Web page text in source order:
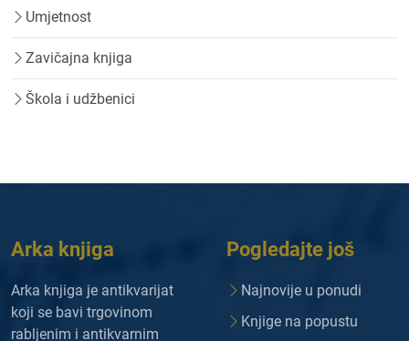
Umjetnost
Zavičajna knjiga
Škola i udžbenici
Arka knjiga
Arka knjiga je antikvarijat
koji se bavi trgovinom
rabljenim i antikvarnim
Pogledajte još
Najnovije u ponudi
Knjige na popustu